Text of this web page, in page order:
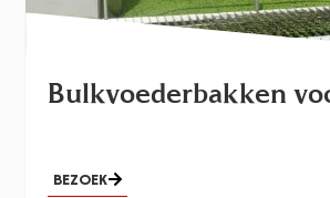
Bulkvoederbakken
BEZOEK